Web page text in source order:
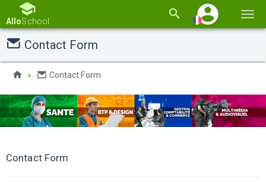
la
AlloSchool
Contact Form
Contact Form
Contact Form